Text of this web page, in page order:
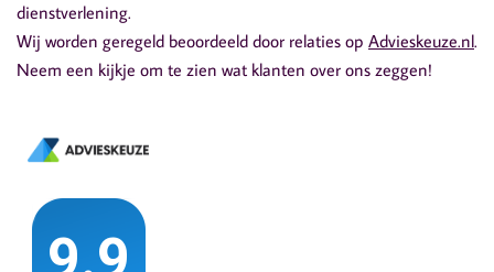
dienstverlening.
Wij worden geregeld beoordeeld door relaties op Advieskeuze.nl.
Neem een kijkje om te zien wat klanten over ons zeggen!